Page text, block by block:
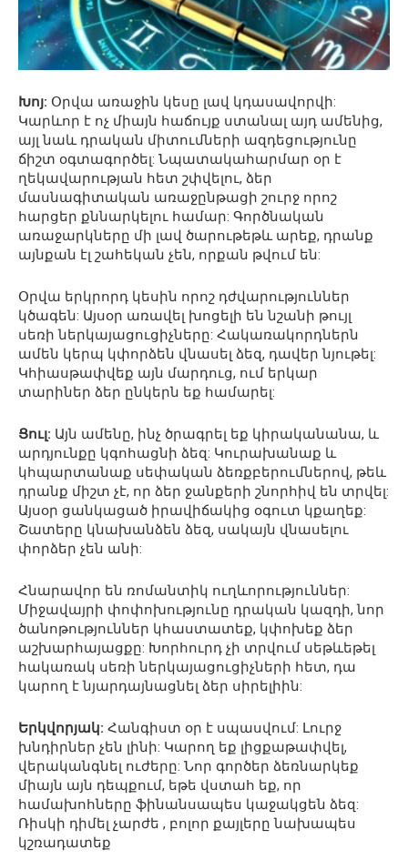
Խոյ: Օրվա առաջին կեսը լավ կդասավորվի:
Կարևոր է ոչ միայն հաճույք ստանալ այդ ամենից,
այլ նաև դրական միտումների ազդեցությունը
ճիշտ օգտագործել: Նպատակահարմար օր է
ղեկավարության հետ շփվելու, ձեր
մասնագիտական առաջընթացի շուրջ որոշ
հարցեր քննարկելու համար: Գործնական
առաջարկները մի լավ ծարութեթև արեք, դրանք
այնքան էլ շահեկան չեն, որքան թվում են:
Օրվա երկրորդ կեսին որոշ դժվարություններ
կծագեն: Այսօր առավել խոցելի են նշանի թույլ
սեռի ներկայացուցիչները: Հակառակորդներն
ամեն կերպ կփորձեն վնասել ձեզ, դավեր նյութել:
Կհիասթափվեք այն մարդուց, ում երկար
տարիներ ձեր ընկերն եք համարել:
Ցուլ: Այն ամենը, ինչ ծրագրել եք կիրականանա, և
արդյունքը կգոհացնի ձեզ: Կուրախանաք և
կհպարտանաք սեփական ձեռքբերումներով, թեև
դրանք միշտ չէ, որ ձեր ջանքերի շնորհիվ են տրվել:
Այսօր ցանկացած իրավիճակից օգուտ կքաղեք:
Շատերը կնախանձեն ձեզ, սակայն վնասելու
փորձեր չեն անի:
Հնարավոր են ռոմանտիկ ուղևորություններ:
Միջավայրի փոփոխությունը դրական կազդի, նոր
ծանոթություններ կհաստատեք, կփոխեք ձեր
աշխարհայացքը: Խորհուրդ չի տրվում սեթևեթել
հակառակ սեռի ներկայացուցիչների հետ, դա
կարող է նյարդայնացնել ձեր սիրելիին:
Երկվորյակ: Հանգիստ օր է սպասվում: Լուրջ
խնդիրներ չեն լինի: Կարող եք լիցքաթափվել,
վերականգնել ուժերը: Նոր գործեր ձեռնարկեք
միայն այն դեպքում, եթե վստահ եք, որ
համախոհները ֆինանսապես կաջակցեն ձեզ:
Ռիսկի դիմել չարժե , բոլոր քայլերը նախապես
կշռադատեք